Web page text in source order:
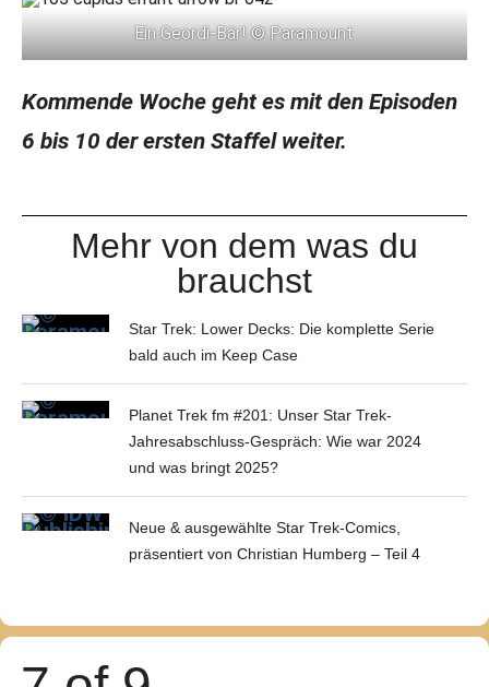
Ein Geordi-Bär! © Paramount
Kommende Woche geht es mit den Episoden
6 bis 10 der ersten Staffel weiter.
Mehr von dem was du
brauchst
Star Trek: Lower Decks: Die komplette Serie
bald auch im Keep Case
Planet Trek fm #201: Unser Star Trek-
Jahresabschluss-Gespräch: Wie war 2024
und was bringt 2025?
Neue & ausgewählte Star Trek-Comics,
präsentiert von Christian Humberg – Teil 4